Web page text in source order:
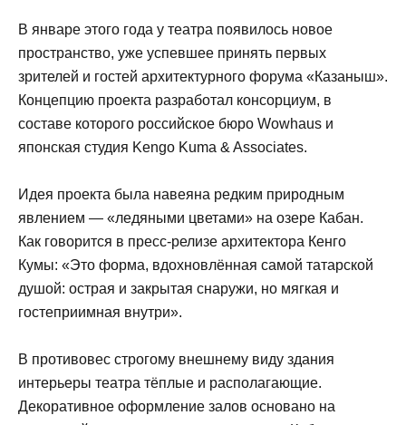
В январе этого года у театра появилось новое
пространство, уже успевшее принять первых
зрителей и гостей архитектурного форума «Казаныш».
Концепцию проекта разработал консорциум, в
составе которого российское бюро Wowhaus и
японская студия Kengo Kuma & Associates.
Идея проекта была навеяна редким природным
явлением — «ледяными цветами» на озере Кабан.
Как говорится в пресс-релизе архитектора Кенго
Кумы: «Это форма, вдохновлённая самой татарской
душой: острая и закрытая снаружи, но мягкая и
гостеприимная внутри».
В противовес строгому внешнему виду здания
интерьеры театра тёплые и располагающие.
Декоративное оформление залов основано на